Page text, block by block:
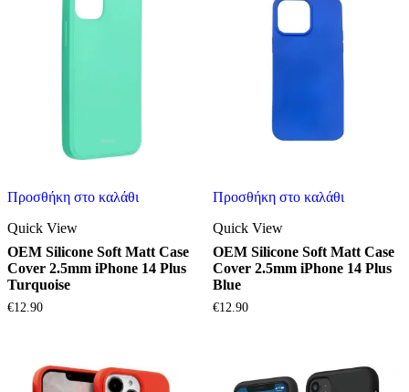
Προσθήκη στο καλάθι
Quick View
OEM Silicone Soft Matt Case
Cover 2.5mm iPhone 14 Plus
Turquoise
€12.90
Προσθήκη στο καλάθι
Quick View
OEM Silicone Soft Matt Case
Cover 2.5mm iPhone 14 Plus
Blue
€12.90